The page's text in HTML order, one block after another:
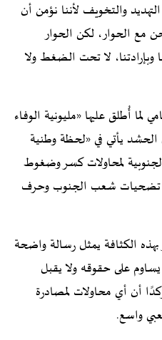
والتخويف لأننا نؤمن أن
مع الحوار، لكن الحوار
لا تحت الضغط ولا
لما أُطلق عليها «مليونية الوفاء
الحشد يأتي في «لحظة وطنية
لمحاولات كسر وضغوط
تضحيات شعب الجنوب وحرف
الكثافة يمثل رسالة واضحة
على حقوقه ولا يقبل
أن أي محاولات لمصادرة
واسع.